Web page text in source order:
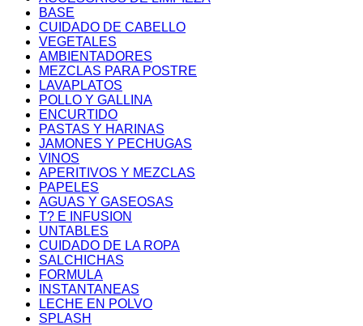
BASE
CUIDADO DE CABELLO
VEGETALES
AMBIENTADORES
MEZCLAS PARA POSTRE
LAVAPLATOS
POLLO Y GALLINA
ENCURTIDO
PASTAS Y HARINAS
JAMONES Y PECHUGAS
VINOS
APERITIVOS Y MEZCLAS
PAPELES
AGUAS Y GASEOSAS
T? E INFUSION
UNTABLES
CUIDADO DE LA ROPA
SALCHICHAS
FORMULA
INSTANTANEAS
LECHE EN POLVO
SPLASH